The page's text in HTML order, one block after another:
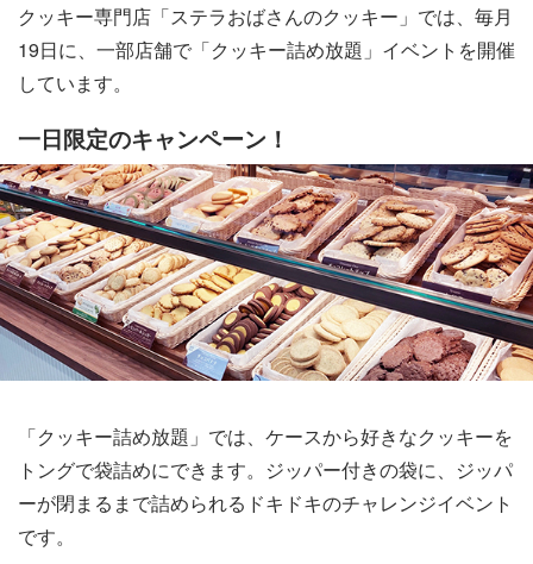
クッキー専門店「ステラおばさんのクッキー」では、毎月
19日に、一部店舗で「クッキー詰め放題」イベントを開催
しています。
一日限定のキャンペーン！
「クッキー詰め放題」では、ケースから好きなクッキーを
トングで袋詰めにできます。ジッパー付きの袋に、ジッパ
ーが閉まるまで詰められるドキドキのチャレンジイベント
です。